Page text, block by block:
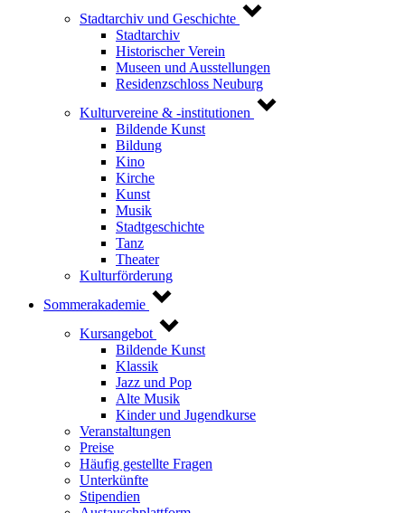
Stadtarchiv und Geschichte
Stadtarchiv
Historischer Verein
Museen und Ausstellungen
Residenzschloss Neuburg
Kulturvereine & -institutionen
Bildende Kunst
Bildung
Kino
Kirche
Kunst
Musik
Stadtgeschichte
Tanz
Theater
Kulturförderung
Sommerakademie
Kursangebot
Bildende Kunst
Klassik
Jazz und Pop
Alte Musik
Kinder und Jugendkurse
Veranstaltungen
Preise
Häufig gestellte Fragen
Unterkünfte
Stipendien